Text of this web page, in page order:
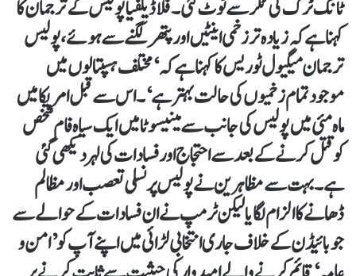
ٹانگ ٹرک کی ٹکر سے ٹوٹ گئی۔ فلاڈیلفیا پولیس کے ترجمان کا
کہنا ہے کہ زیادہ تر زخمی اینٹیں اور پتھر لگنے سے ہوئے، پولیس
ترجمان میگیول ٹوریس کا کہنا ہے کہ ‘مختلف ہسپتالوں میں
موجود تمام زخمیوں کی حالت بہتر ہے‘۔ اس سے قبل امریکا میں
ماہ مئی میں پولیس کی جانب سے مینیسوٹا میں ایک سیاہ فام شخص
کو قتل کرنے کے بعد سے احتجاج اور فسادات کی لہر دیکھی گئی
ہے۔ بہت سے مظاہرین نے پولیس پر نسلی تعصب اور مظالم
ڈھانے کا الزام لگایا لیکن ٹرمپ نے ان فسادات کے حوالے سے
جو بائیڈن کے خلاف جاری انتخابی لڑائی میں اپنے آپ کو ’امن و